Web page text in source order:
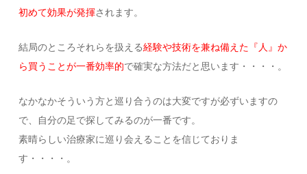
初めて効果が発揮されます。
結局のところそれらを扱える経験や技術を兼ね備えた『人』か
ら買うことが一番効率的で確実な方法だと思います・・・・。
なかなかそういう方と巡り合うのは大変ですが必ずいますの
で、自分の足で探してみるのが一番です。
素晴らしい治療家に巡り会えることを信じておりま
す・・・・。